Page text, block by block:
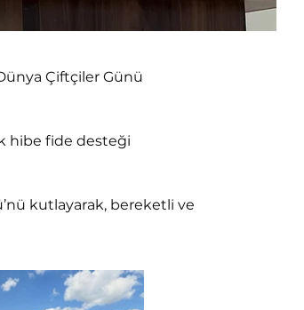
Çiftçiler Günü
hibe fide desteği
kutlayarak, bereketli ve